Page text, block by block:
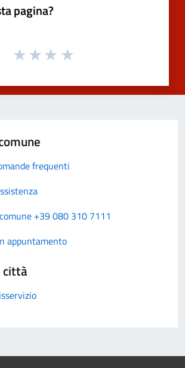
pagina?
frequenti
+39 080 310 7111
appuntamento
città